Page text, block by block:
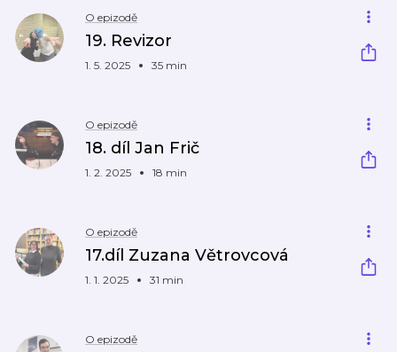
O epizodě
19. Revizor
1. 5. 2025 35 min
O epizodě
18. díl Jan Frič
1. 2. 2025 18 min
O epizodě
17.díl Zuzana Větrovcová
1. 1. 2025 31 min
O epizodě